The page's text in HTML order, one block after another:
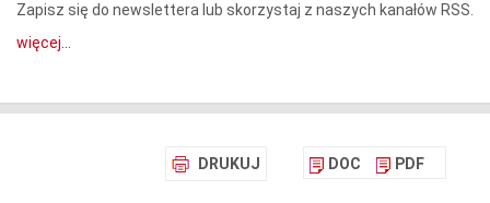
Zapisz się do newslettera lub skorzystaj z naszych kanałów RSS.
więcej...
DRUKUJ DOC PDF